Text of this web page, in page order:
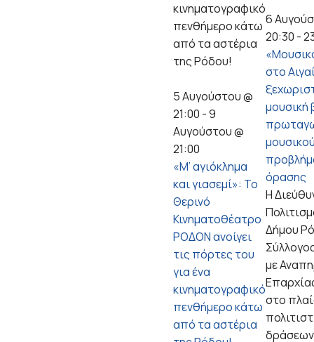
κινηματογραφικό
πενθήμερο κάτω
από τα αστέρια
της Ρόδου!
5 Αυγούστου @
21:00 -9
Αυγούστου @
21:00
«Μ’ αγιόκλημα
και γιασεμί»: Το
Θερινό
Κινηματοθέατρο
ΡΟΔΟΝ ανοίγει
τις πόρτες του
για ένα
κινηματογραφικό
πενθήμερο κάτω
από τα αστέρια
6
20:30 -
στο
μουσική
όρασης
Η
Δήμου
με
στο
δράσεων